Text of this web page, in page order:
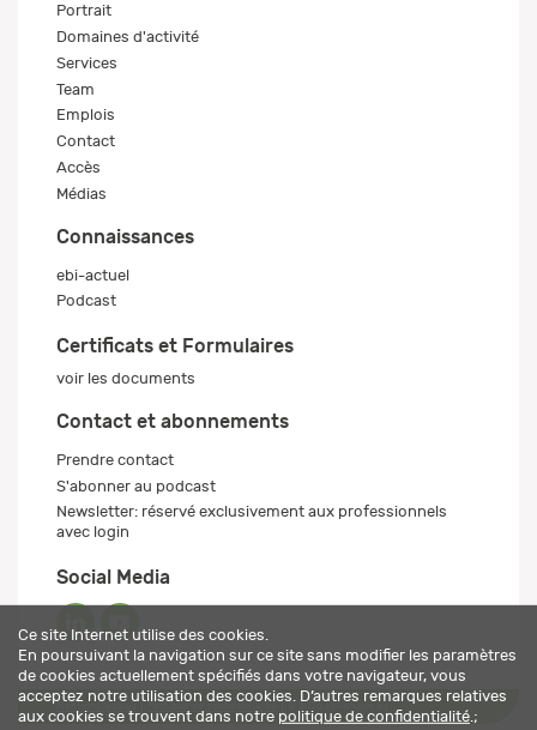
Portrait
Domaines d'activité
Services
Team
Emplois
Contact
Accès
Médias
Connaissances
ebi-actuel
Podcast
Certificats et Formulaires
voir les documents
Contact et abonnements
Prendre contact
S'abonner au podcast
Newsletter: réservé exclusivement aux professionnels
avec login
Social Media
Ce site Internet utilise des cookies.
En poursuivant la navigation sur ce site sans modifier les paramètres
de cookies actuellement spécifiés dans votre navigateur, vous
acceptez notre utilisation des cookies. D’autres remarques relatives
aux cookies se trouvent dans notre politique de confidentialité .;